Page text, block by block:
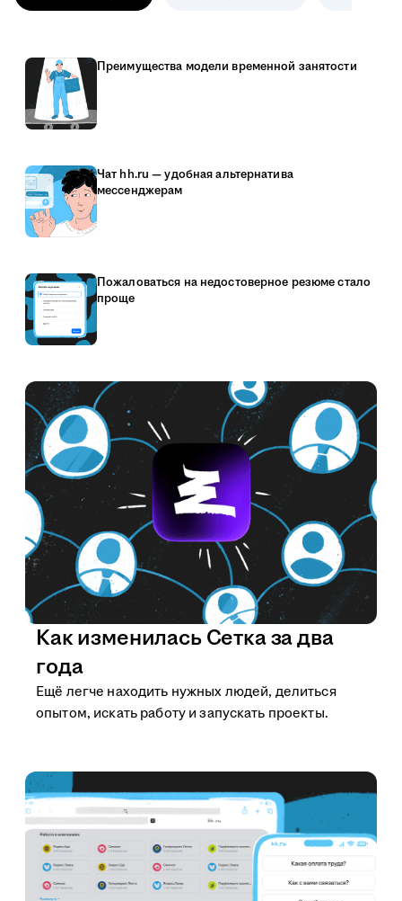
Преимущества модели временной занятости
Чат hh.ru — удобная альтернатива
мессенджерам
Пожаловаться на недостоверное резюме стало
проще
Как изменилась Сетка за два
года
Ещё легче находить нужных людей, делиться
опытом, искать работу и запускать проекты.